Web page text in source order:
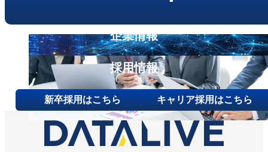
企業情報
採用情報
新卒採用はこちら キャリア採用はこちら